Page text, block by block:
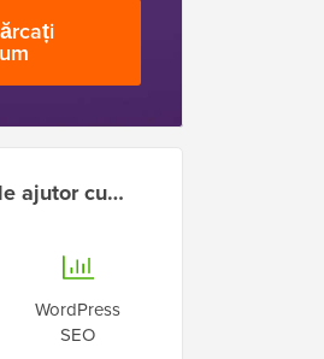
ajutor cu…
WordPress
SEO